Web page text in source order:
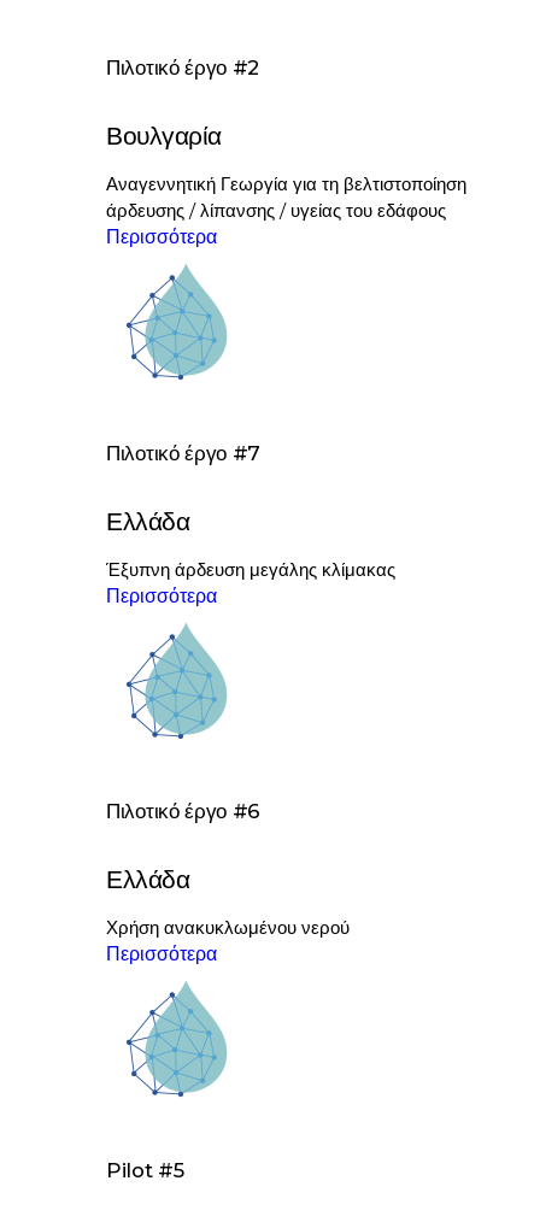
Πιλοτικό έργο #2
Βουλγαρία
Αναγεννητική Γεωργία για τη βελτιστοποίηση
άρδευσης / λίπανσης / υγείας του εδάφους
Περισσότερα
Πιλοτικό έργο #7
Ελλάδα
Έξυπνη άρδευση μεγάλης κλίμακας
Περισσότερα
Πιλοτικό έργο #6
Ελλάδα
Χρήση ανακυκλωμένου νερού
Περισσότερα
Pilot #5